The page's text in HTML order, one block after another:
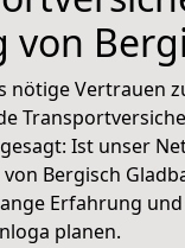
von
nötige Vertrauen
Ist unser
Bergisch
Erfahrung
planen.